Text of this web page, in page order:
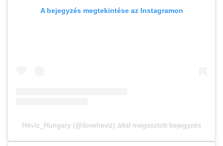
A bejegyzés megtekintése az Instagramon
Hévíz_Hungary (@iloveheviz) által megosztott bejegyzés